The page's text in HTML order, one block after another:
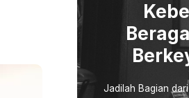
Jadilah Bagian